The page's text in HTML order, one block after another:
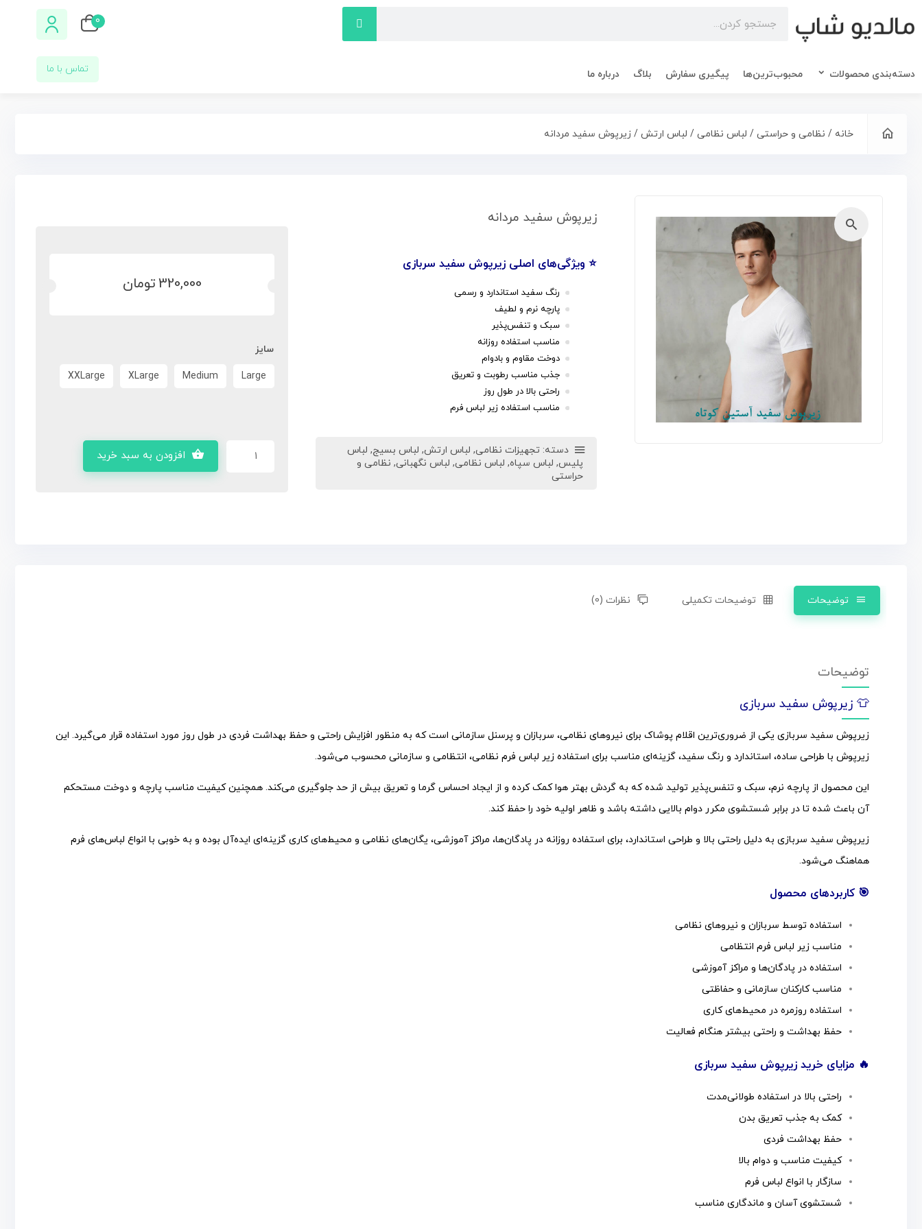
0
دسته‌بندی محصولات محبوب‌ترین‌ها پیگیری سفارش بلاگ درباره ما تماس با ما
خانه / نظامی و حراستی / لباس نظامی / لباس ارتش / زیرپوش سفید مردانه
زیرپوش سفید مردانه
⭐ ویژگی‌های اصلی زیرپوش سفید سربازی
رنگ سفید استاندارد و رسمی
پارچه نرم و لطیف
سبک و تنفس‌پذیر
مناسب استفاده روزانه
دوخت مقاوم و بادوام
جذب مناسب رطوبت و تعریق
راحتی بالا در طول روز
مناسب استفاده زیر لباس فرم
دسته: تجهیزات نظامی, لباس ارتش, لباس بسیج, لباس
پلیس, لباس سپاه, لباس نظامی, لباس نگهبانی, نظامی و
حراستی
320,000تومان
سایز
Large
Medium
XLarge
XXLarge
افزودن به سبد خرید
توضیحات توضیحات تکمیلی نظرات (0)
توضیحات
👕 زیرپوش سفید سربازی
زیرپوش سفید سربازی یکی از ضروری‌ترین اقلام پوشاک برای نیروهای نظامی، سربازان و پرسنل سازمانی است که به منظور افزایش راحتی و حفظ بهداشت فردی در طول روز مورد استفاده قرار می‌گیرد. این
زیرپوش با طراحی ساده، استاندارد و رنگ سفید، گزینه‌ای مناسب برای استفاده زیر لباس فرم نظامی، انتظامی و سازمانی محسوب می‌شود.
این محصول از پارچه نرم، سبک و تنفس‌پذیر تولید شده که به گردش بهتر هوا کمک کرده و از ایجاد احساس گرما و تعریق بیش از حد جلوگیری می‌کند. همچنین کیفیت مناسب پارچه و دوخت مستحکم
آن باعث شده تا در برابر شستشوی مکرر دوام بالایی داشته باشد و ظاهر اولیه خود را حفظ کند.
زیرپوش سفید سربازی به دلیل راحتی بالا و طراحی استاندارد، برای استفاده روزانه در پادگان‌ها، مراکز آموزشی، یگان‌های نظامی و محیط‌های کاری گزینه‌ای ایده‌آل بوده و به خوبی با انواع لباس‌های فرم
هماهنگ می‌شود.
🎯 کاربردهای محصول
استفاده توسط سربازان و نیروهای نظامی
مناسب زیر لباس فرم انتظامی
استفاده در پادگان‌ها و مراکز آموزشی
مناسب کارکنان سازمانی و حفاظتی
استفاده روزمره در محیط‌های کاری
حفظ بهداشت و راحتی بیشتر هنگام فعالیت
🔥 مزایای خرید زیرپوش سفید سربازی
راحتی بالا در استفاده طولانی‌مدت
کمک به جذب تعریق بدن
حفظ بهداشت فردی
کیفیت مناسب و دوام بالا
سازگار با انواع لباس فرم
شستشوی آسان و ماندگاری مناسب